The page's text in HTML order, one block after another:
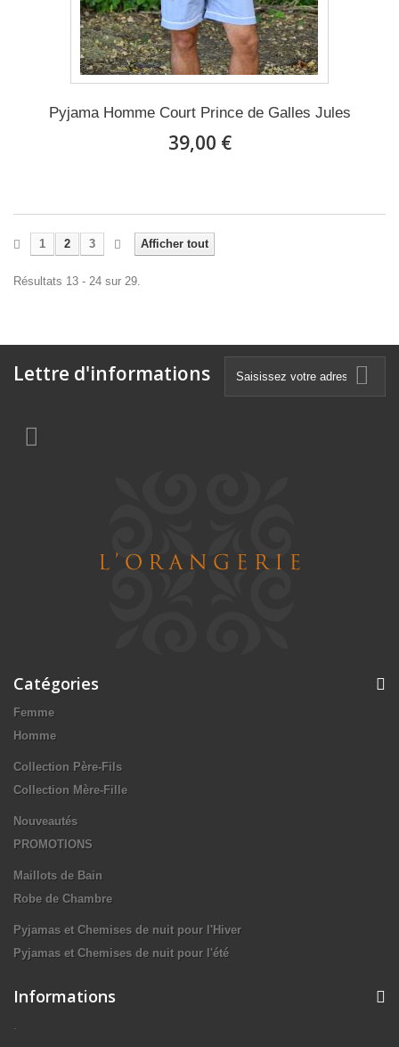
Pyjama Homme Court Prince de Galles Jules
39,00 €
Afficher tout
1 2 3
Résultats 13 - 24 sur 29.
Lettre d'informations
Catégories
Femme
Homme
Collection Père-Fils
Collection Mère-Fille
Nouveautés
PROMOTIONS
Maillots de Bain
Robe de Chambre
Pyjamas et Chemises de nuit pour l'Hiver
Pyjamas et Chemises de nuit pour l'été
Informations
.